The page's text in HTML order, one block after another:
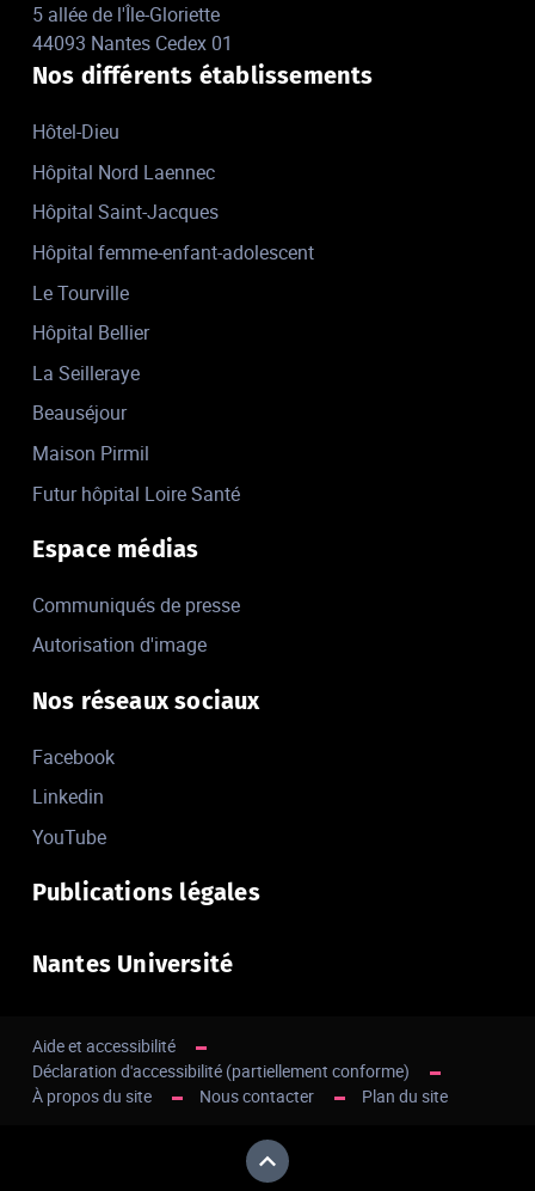
5 allée de l'Île-Gloriette
44093 Nantes Cedex 01
Nos différents établissements
Hôtel-Dieu
Hôpital Nord Laennec
Hôpital Saint-Jacques
Hôpital femme-enfant-adolescent
Le Tourville
Hôpital Bellier
La Seilleraye
Beauséjour
Maison Pirmil
Futur hôpital Loire Santé
Espace médias
Communiqués de presse
Autorisation d'image
Nos réseaux sociaux
Facebook
Linkedin
YouTube
Publications légales
Nantes Université
Aide et accessibilité
Déclaration d'accessibilité (partiellement conforme)
À propos du site
Nous contacter Plan du site